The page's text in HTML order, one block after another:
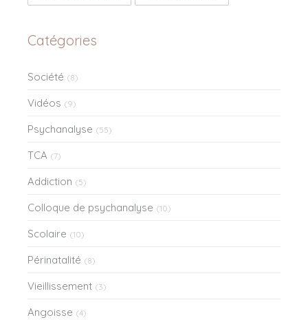
Catégories
Société (8)
Vidéos (9)
Psychanalyse (55)
TCA (7)
Addiction (5)
Colloque de psychanalyse (10)
Scolaire (10)
Périnatalité (8)
Vieillissement (3)
Angoisse (4)